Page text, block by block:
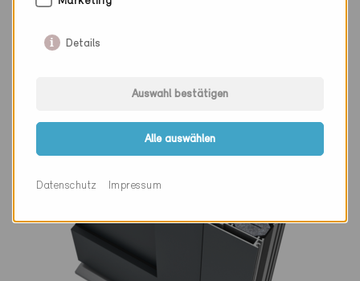
Details
Auswahl bestätigen
Alle auswählen
Datenschutz Impressum